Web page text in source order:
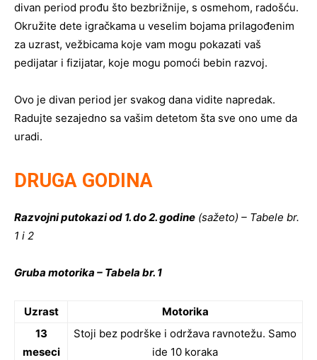
divan period prođu što bezbrižnije, s osmehom, radošću.
Okružite dete igračkama u veselim bojama prilagođenim
za uzrast, vežbicama koje vam mogu pokazati vaš
pedijatar i fizijatar, koje mogu pomoći bebin razvoj.
Ovo je divan period jer svakog dana vidite napredak.
Radujte sezajedno sa vašim detetom šta sve ono ume da
uradi.
DRUGA GODINA
Razvojni putokazi od 1. do 2. godine (sažeto) – Tabele br.
1 i 2
Gruba motorika – Tabela br. 1
Uzrast
Motorika
13
meseci
Stoji bez podrške i održava ravnotežu. Samo
ide 10 koraka